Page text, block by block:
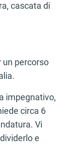
cascata di
un percorso
impegnativo,
circa 6
Vi
e